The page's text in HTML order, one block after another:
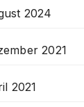
2024
2021
2021